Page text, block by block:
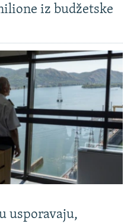
iz budžetske
usporavaju,